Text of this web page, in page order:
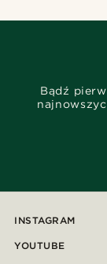
Bądź
INSTAGRAM
YOUTUBE